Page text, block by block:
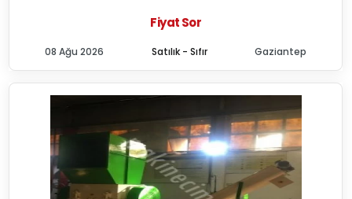
Fiyat Sor
Satılık - Sıfır
08 Ağu 2026 Gaziantep